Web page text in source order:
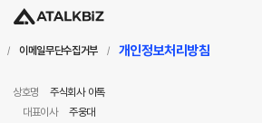
/ 이메일무단수집거부 / 개인정보처리방침
상호명
주식회사 아톡
대표이사
주웅대